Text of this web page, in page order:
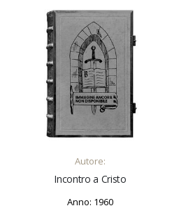
decrescente
AGGIUNGI AL CARRELLO
Autore:
Incontro a Cristo
Anno: 1960